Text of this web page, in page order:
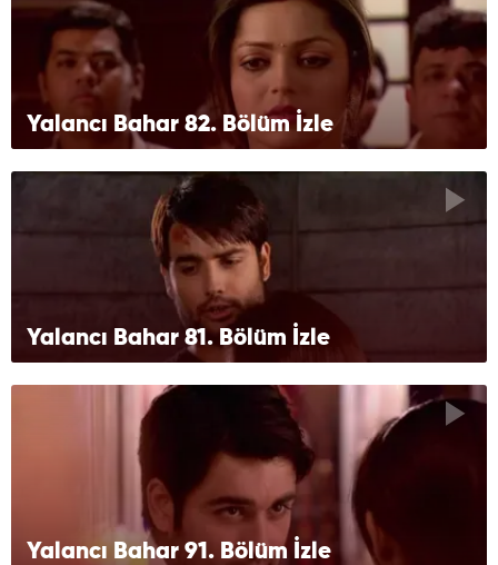
Yalancı Bahar 82. Bölüm İzle
Yalancı Bahar 81. Bölüm İzle
Yalancı Bahar 91. Bölüm İzle